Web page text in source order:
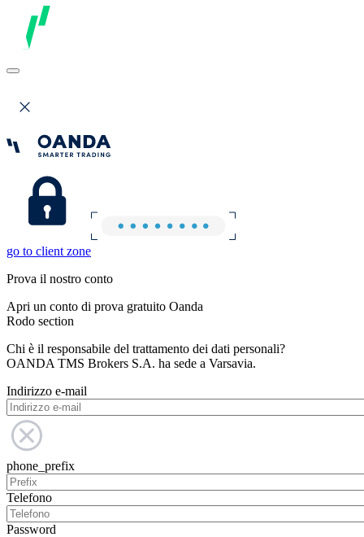
go to client zone
Prova il nostro conto
Apri un conto di prova gratuito Oanda
Rodo section
Chi è il responsabile del trattamento dei dati personali?
OANDA TMS Brokers S.A. ha sede a Varsavia.
Indirizzo e-mail
phone_prefix
Telefono
Password